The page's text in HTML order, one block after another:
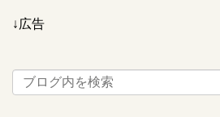
↓広告